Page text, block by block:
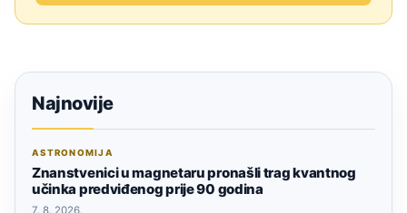
Najnovije
ASTRONOMIJA
Znanstvenici u magnetaru pronašli trag kvantnog
učinka predviđenog prije 90 godina
7. 8. 2026.